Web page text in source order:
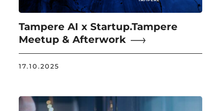
Tampere AI x Startup.Tampere
Meetup & Afterwork
17.10.2025